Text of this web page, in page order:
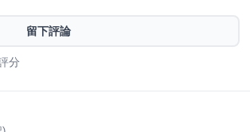
留下評論
分